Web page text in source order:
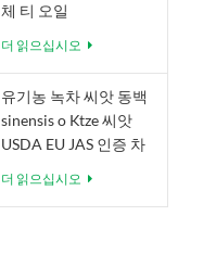
체 티 오일
더 읽으십시오
유기농 녹차 씨앗 동백
sinensis o Ktze 씨앗
USDA EU JAS 인증 차
더 읽으십시오